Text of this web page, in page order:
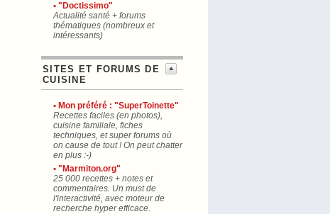
• "Doctissimo"
Actualité santé + forums
thématiques (nombreux et
intéressants)
SITES ET FORUMS DE
CUISINE
• Mon préféré : "SuperToinette"
Recettes faciles (en photos),
cuisine familiale, fiches
techniques, et super forums où
on cause de tout ! On peut chatter
en plus :-)
• "Marmiton.org"
25 000 recettes + notes et
commentaires. Un must de
l'interactivité, avec moteur de
recherche hyper efficace.